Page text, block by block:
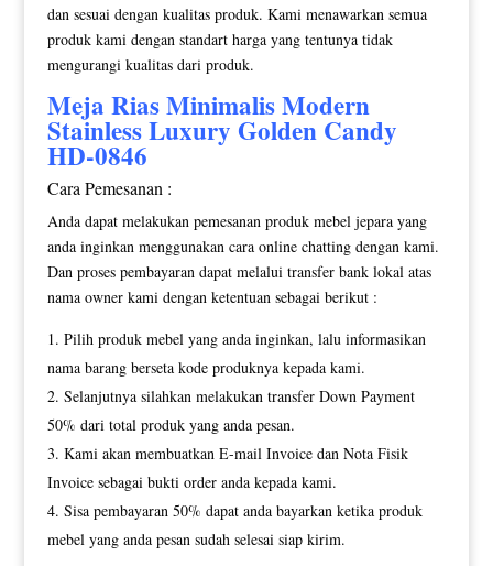
dan sesuai dengan kualitas produk. Kami menawarkan semua
produk kami dengan standart harga yang tentunya tidak
mengurangi kualitas dari produk.
Meja Rias MinimalisModern
Stainless Luxury Golden Candy
HD-0846
Cara Pemesanan :
Anda dapat melakukan pemesanan produk mebel jepara yang
anda inginkan menggunakan cara online chatting dengan kami.
Dan proses pembayaran dapat melalui transfer bank lokal atas
nama owner kami dengan ketentuan sebagai berikut :
Pilih produk mebel yang anda inginkan, lalu informasikan
nama barang berseta kode produknya kepada kami.
Selanjutnya silahkan melakukan transfer Down Payment
50% dari total produk yang anda pesan.
Kami akan membuatkan E-mail Invoice dan Nota Fisik
Invoice sebagai bukti order anda kepada kami.
Sisa pembayaran 50% dapat anda bayarkan ketika produk
mebel yang anda pesan sudah selesai siap kirim.